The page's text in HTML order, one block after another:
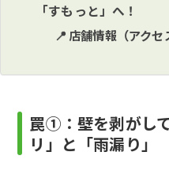
「すもっと」へ！
📍 店舗情報（アクセ
罠①：壁を剥がし
リ」と「雨漏り」